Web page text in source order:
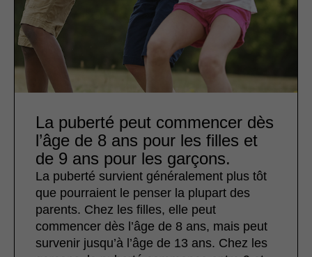
La puberté peut commencer dès
l’âge de 8 ans pour les filles et
de 9 ans pour les garçons.
La puberté survient généralement plus tôt
que pourraient le penser la plupart des
parents. Chez les filles, elle peut
commencer dès l’âge de 8 ans, mais peut
survenir jusqu’à l’âge de 13 ans. Chez les